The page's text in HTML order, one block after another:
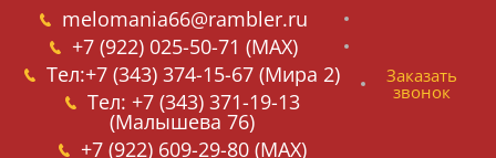
melomania66@rambler.ru
+7 (922) 025-50-71 (MAX)
Тел:+7 (343) 374-15-67 (Мира 2)
Тел: +7 (343) 371-19-13
(Малышева 76)
+7 (922) 609-29-80 (MAX)
Заказать
звонок